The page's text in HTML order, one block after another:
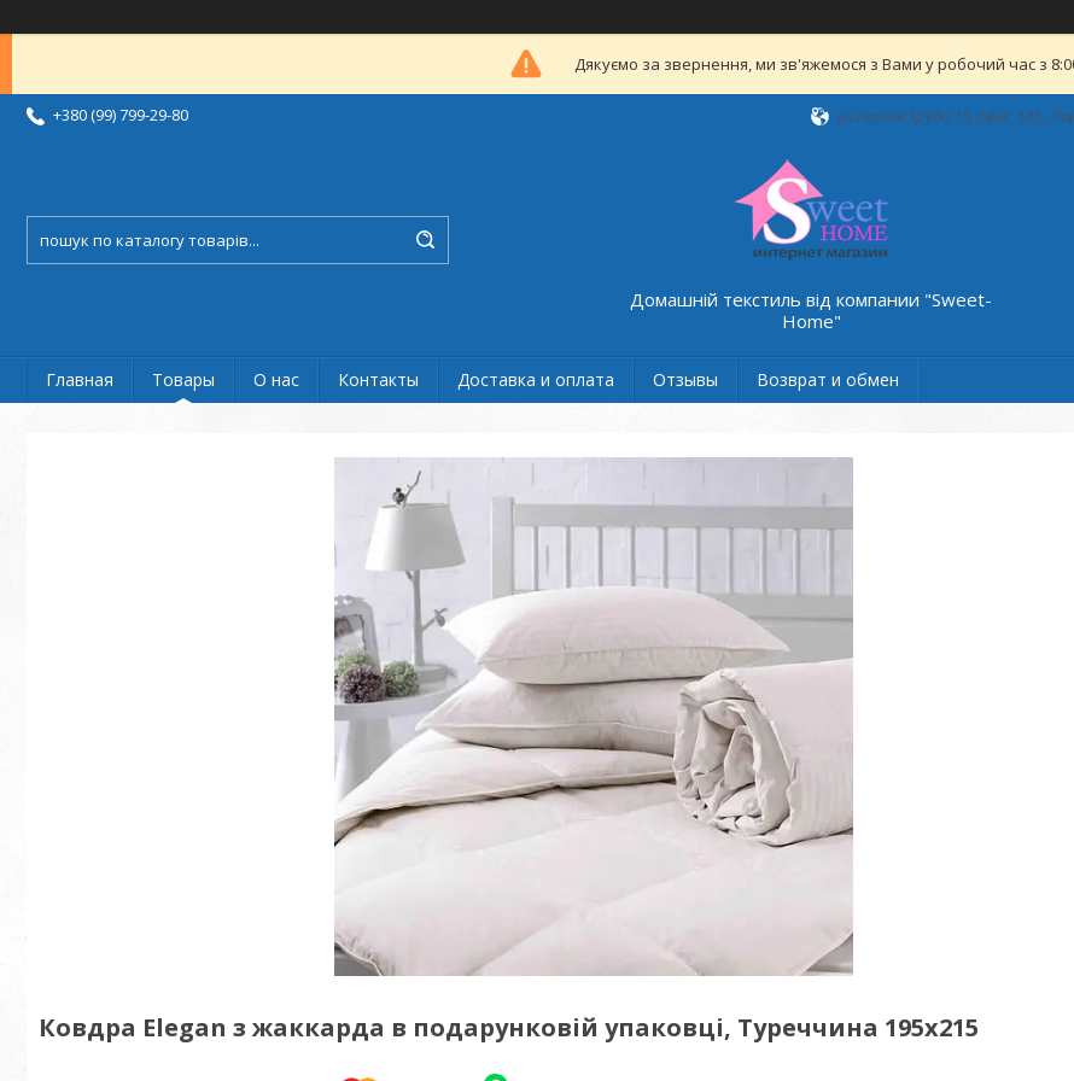
Дякуємо за звернення, ми зв'яжемося з Вами у робочий час з
+380 (99) 799-29-80 ул.Героев Труда 15, офис 135.,
Домашній текстиль від компании "Sweet-
Home"
Главная Товары О нас Контакты Доставка и оплата Отзывы Возврат и обмен
Ковдра Elegan з жаккарда в подарунковій упаковці, Туреччина 195x215